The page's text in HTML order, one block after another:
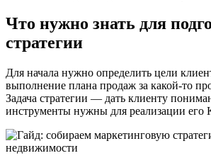
Что нужно знать для
стратегии
Для начала нужно определить цели
выполнение плана продаж за какой-то
Задача стратегии — дать клиенту
инструменты нужны для реализации его